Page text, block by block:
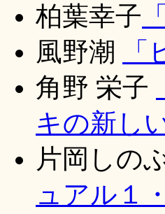
柏葉幸子
風野潮
角野 栄子
キの新し
片岡しの
ュアル１